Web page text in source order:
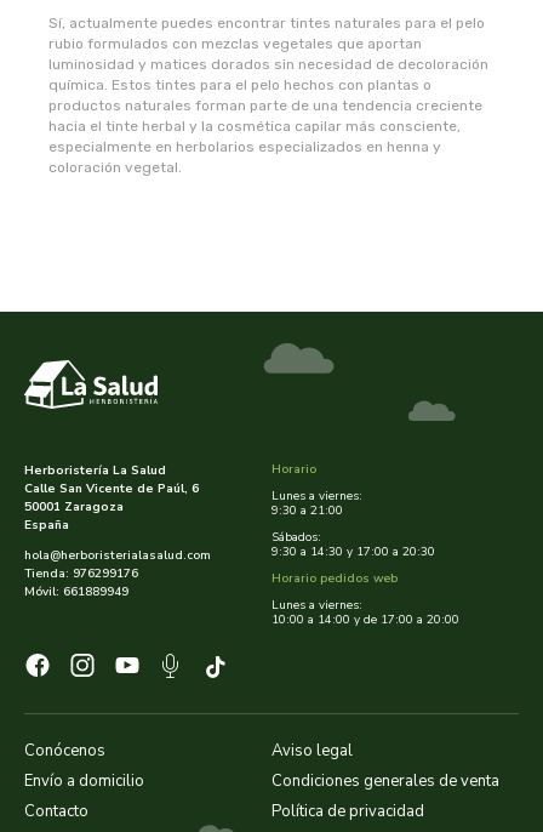
Sí, actualmente puedes encontrar tintes naturales para el pelo
rubio formulados con mezclas vegetales que aportan
luminosidad y matices dorados sin necesidad de decoloración
química. Estos tintes para el pelo hechos con plantas o
productos naturales forman parte de una tendencia creciente
hacia el tinte herbal y la cosmética capilar más consciente,
especialmente en herbolarios especializados en henna y
coloración vegetal.
Herboristería La Salud
Calle San Vicente de Paúl, 6
50001 Zaragoza
España
hola@herboristerialasalud.com
Tienda: 976299176
Móvil: 661889949
Conócenos
Envío a domicilio
Contacto
Aviso legal
Condiciones generales de venta
Política de privacidad
Horario
Lunes a viernes:
9:30 a 21:00
Sábados:
9:30 a 14:30 y 17:00 a 20:30
Horario pedidos web
Lunes a viernes:
10:00 a 14:00 y de 17:00 a 20:00
praxis
primeal
protein
rapunzel
rhatma
rueber
sakai
salus
sanavy